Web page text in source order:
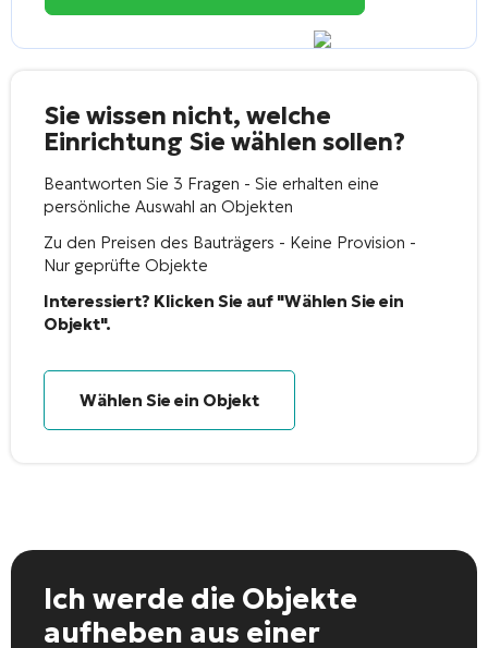
Sie wissen nicht, welche
Einrichtung Sie wählen sollen?
Beantworten Sie 3 Fragen - Sie erhalten eine
persönliche Auswahl an Objekten
Zu den Preisen des Bauträgers - Keine Provision -
Nur geprüfte Objekte
Interessiert? Klicken Sie auf "Wählen Sie ein
Objekt".
Wählen Sie ein Objekt
Ich werde die Objekte
aufheben aus einer